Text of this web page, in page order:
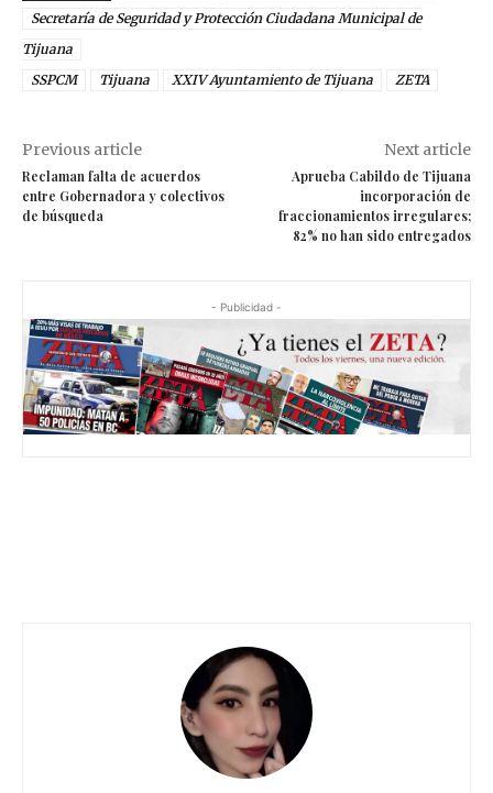
Secretaría de Seguridad y Protección Ciudadana Municipal de
Tijuana
SSPCM
Tijuana XXIV Ayuntamiento de Tijuana ZETA
Previous article
Reclaman falta de acuerdos
entre Gobernadora y colectivos
de búsqueda
Next article
Aprueba Cabildo de Tijuana
incorporación de
fraccionamientos irregulares;
82% no han sido entregados
- Publicidad -